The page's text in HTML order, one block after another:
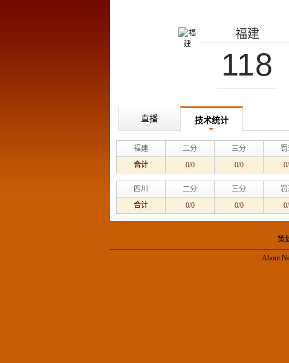
福建
118
直播 技术统计
福建 二分 三分
合计
0/0 0/0
四川 二分 三分
合计
0/0 0/0
策
About